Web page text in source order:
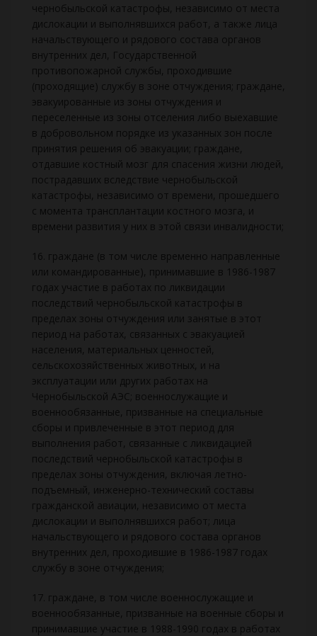
чернобыльской катастрофы, независимо от места
дислокации и выполнявшихся работ, а также лица
начальствующего и рядового состава органов
внутренних дел, Государственной
противопожарной службы, проходившие
(проходящие) службу в зоне отчуждения; граждане,
эвакуированные из зоны отчуждения и
переселенные из зоны отселения либо выехавшие
в добровольном порядке из указанных зон после
принятия решения об эвакуации; граждане,
отдавшие костный мозг для спасения жизни людей,
пострадавших вследствие чернобыльской
катастрофы, независимо от времени, прошедшего
с момента трансплантации костного мозга, и
времени развития у них в этой связи инвалидности;
16. граждане (в том числе временно направленные
или командированные), принимавшие в 1986-1987
годах участие в работах по ликвидации
последствий чернобыльской катастрофы в
пределах зоны отчуждения или занятые в этот
период на работах, связанных с эвакуацией
населения, материальных ценностей,
сельскохозяйственных животных, и на
эксплуатации или других работах на
Чернобыльской АЭС; военнослужащие и
военнообязанные, призванные на специальные
сборы и привлеченные в этот период для
выполнения работ, связанные с ликвидацией
последствий чернобыльской катастрофы в
пределах зоны отчуждения, включая летно-
подъемный, инженерно-технический составы
гражданской авиации, независимо от места
дислокации и выполнявшихся работ; лица
начальствующего и рядового состава органов
внутренних дел, проходившие в 1986-1987 годах
службу в зоне отчуждения;
17. граждане, в том числе военнослужащие и
военнообязанные, призванные на военные сборы и
принимавшие участие в 1988-1990 годах в работах